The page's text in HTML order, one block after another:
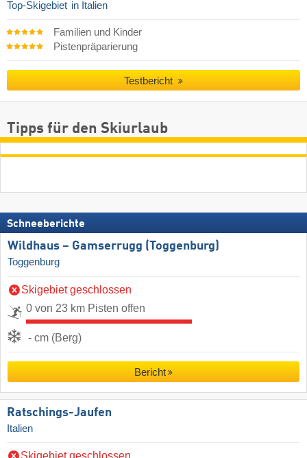
Top-Skigebiet in Italien
Familien und Kinder
Pistenpräparierung
Testbericht
Tipps für den Skiurlaub
Schneeberichte
Wildhaus – Gamserrugg (Toggenburg)
Toggenburg
Skigebiet geschlossen
0 von 23 km Pisten offen
- cm (Berg)
Bericht
Ratschings-Jaufen
Italien
Skigebiet geschlossen